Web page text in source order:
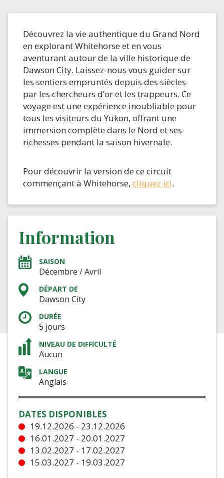
Découvrez la vie authentique du Grand Nord
en explorant Whitehorse et en vous
aventurant autour de la ville historique de
Dawson City. Laissez-nous vous guider sur
les sentiers empruntés depuis des siècles
par les chercheurs d’or et les trappeurs. Ce
voyage est une expérience inoubliable pour
tous les visiteurs du Yukon, offrant une
immersion complète dans le Nord et ses
richesses pendant la saison hivernale.
Pour découvrir la version de ce circuit
commençant à Whitehorse, cliquez ici.
Information
SAISON
Décembre / Avril
DÉPART DE
Dawson City
DURÉE
5 jours
NIVEAU DE DIFFICULTÉ
Aucun
LANGUE
Anglais
DATES DISPONIBLES
19.12.2026 - 23.12.2026
16.01.2027 - 20.01.2027
13.02.2027 - 17.02.2027
15.03.2027 - 19.03.2027